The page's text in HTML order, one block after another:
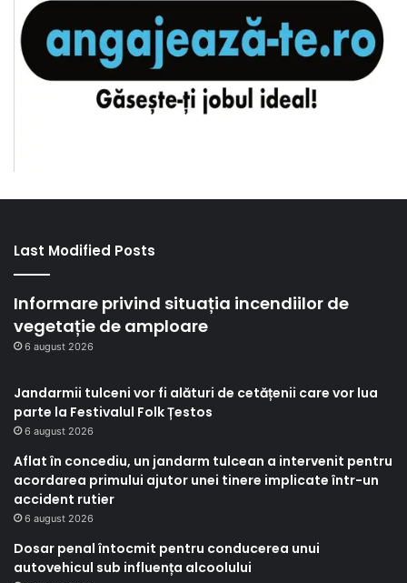
Last Modified Posts
Informare privind situația incendiilor de
vegetație de amploare
6 august 2026
Jandarmii tulceni vor fi alături de cetățenii care vor lua
parte la Festivalul Folk Țestos
6 august 2026
Aflat în concediu, un jandarm tulcean a intervenit pentru
acordarea primului ajutor unei tinere implicate într-un
accident rutier
6 august 2026
Dosar penal întocmit pentru conducerea unui
autovehicul sub influența alcoolului